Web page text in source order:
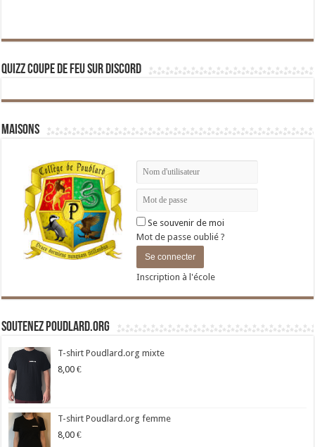
Quizz Coupe de Feu sur Discord
Maisons
Se souvenir de moi
Mot de passe oublié ?
Inscription à l'école
Soutenez Poudlard.org
T-shirt Poudlard.org mixte
8,00 €
T-shirt Poudlard.org femme
8,00 €